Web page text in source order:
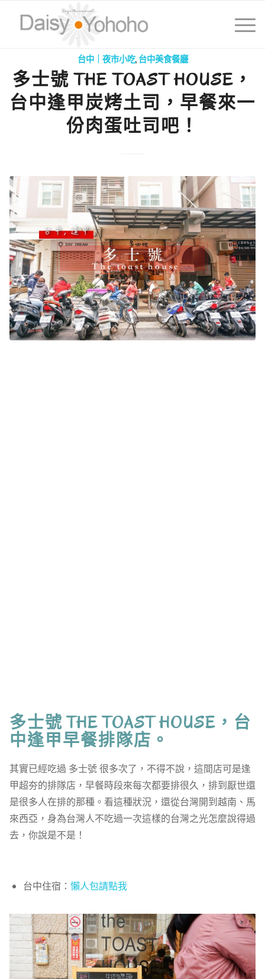
台中｜夜市小吃,台中美食餐廳
多士號 THE TOAST HOUSE，
台中逢甲炭烤土司，早餐來一
份肉蛋吐司吧！
多士號 THE TOAST HOUSE，台
中逢甲早餐排隊店。
其實已經吃過 多士號 很多次了，不得不說，這間店可是逢
甲超夯的排隊店，早餐時段來每次都要排很久，排到厭世還
是很多人在排的那種。看這種狀況，還從台灣開到越南、馬
來西亞，身為台灣人不吃過一次這樣的台灣之光怎麼說得過
去，你說是不是！
台中住宿： 懶人包請點我